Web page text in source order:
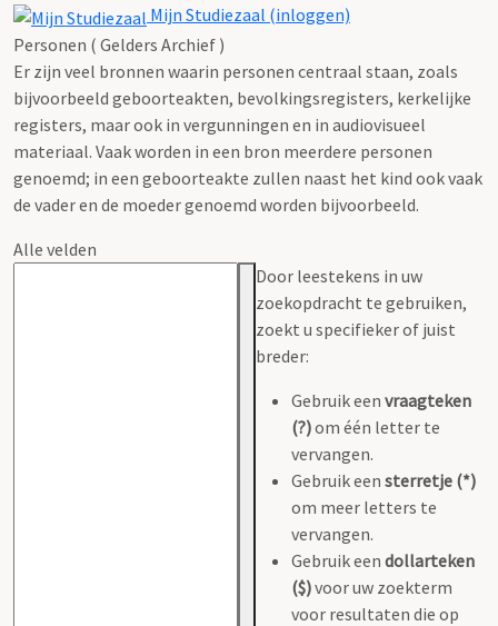
Mijn Studiezaal (inloggen)
Personen ( Gelders Archief )
Er zijn veel bronnen waarin personen centraal staan, zoals
bijvoorbeeld geboorteakten, bevolkingsregisters, kerkelijke
registers, maar ook in vergunningen en in audiovisueel
materiaal. Vaak worden in een bron meerdere personen
genoemd; in een geboorteakte zullen naast het kind ook vaak
de vader en de moeder genoemd worden bijvoorbeeld.
Alle velden
Door leestekens in uw
zoekopdracht te gebruiken,
zoekt u specifieker of juist
breder:
Gebruik een vraagteken
(?)om één letter te
vervangen.
Gebruik een sterretje (*)
om meer letters te
vervangen.
Gebruik een dollarteken
($)voor uw zoekterm
voor resultaten die op